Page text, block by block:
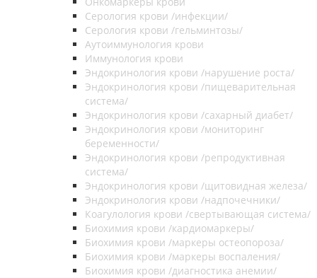
Серология крови /инфекции/
Серология крови /гельминтозы/
Аутоиммунология крови
Иммунология крови
Эндокринология крови /нарушение роста/
Эндокринология крови /пищеварительная
система/
Эндокринология крови /сахарный диабет/
Эндокринология крови /мониторинг
беременности/
Эндокринология крови /репродуктивная
система/
Эндокринология крови /щитовидная железа/
Эндокринология крови /надпочечники/
Коагулология крови /свертывающая система/
Биохимия крови /кардиомаркеры/
Биохимия крови /маркеры остеопороза/
Биохимия крови /маркеры воспаления/
Биохимия крови /диагностика анемии/